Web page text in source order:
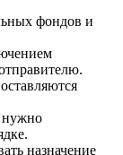
фондов и
нужно
назначение